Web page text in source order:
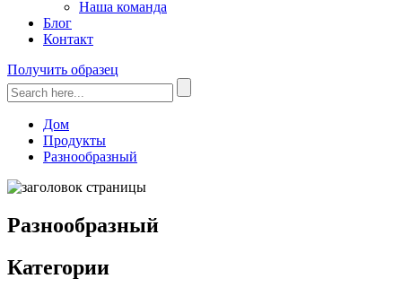
Наша команда
Блог
Контакт
Получить образец
Дом
Продукты
Разнообразный
Разнообразный
Категории